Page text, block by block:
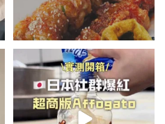
\🇯🇵日本爆紅!超商版Affogato
🍨☕️/
🏷️#吉推日本🇯🇵...
116 26